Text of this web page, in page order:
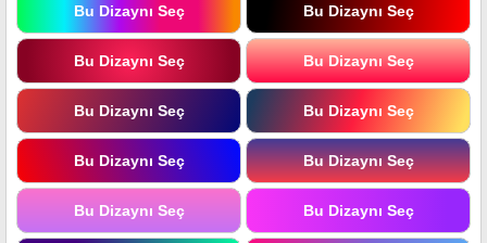
Bu Dizaynı Seç Bu Dizaynı Seç
Bu Dizaynı Seç Bu Dizaynı Seç
Bu Dizaynı Seç Bu Dizaynı Seç
Bu Dizaynı Seç Bu Dizaynı Seç
Bu Dizaynı Seç Bu Dizaynı Seç